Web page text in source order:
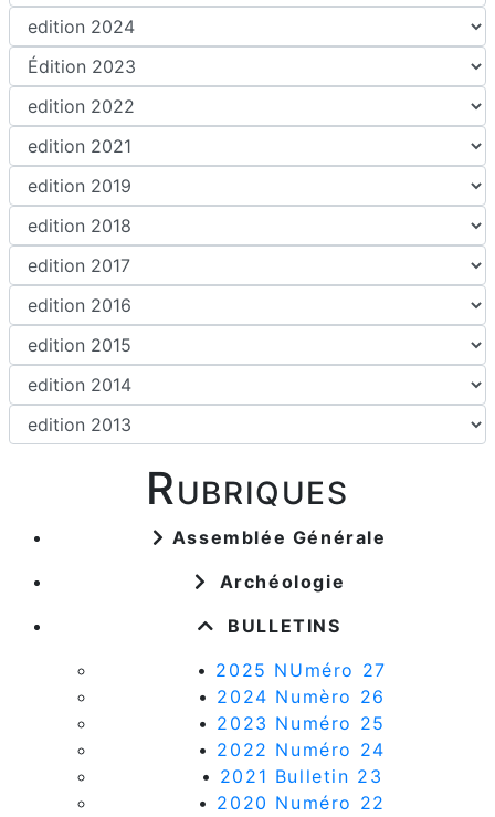
Rubriques
Assemblée Générale
Archéologie
BULLETINS
• 2025 NUméro 27
• 2024 Numèro 26
• 2023 Numéro 25
• 2022 Numéro 24
• 2021 Bulletin 23
• 2020 Numéro 22